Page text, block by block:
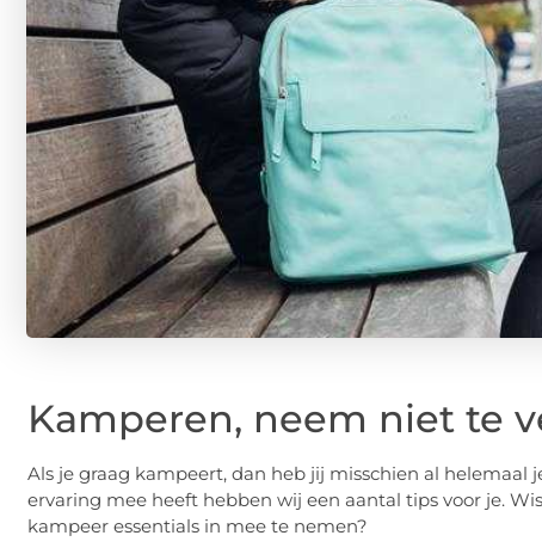
Kamperen, neem niet te
Als je graag kampeert, dan heb jij misschien al helemaal
ervaring mee heeft hebben wij een aantal tips voor je.
kampeer essentials in mee te nemen?